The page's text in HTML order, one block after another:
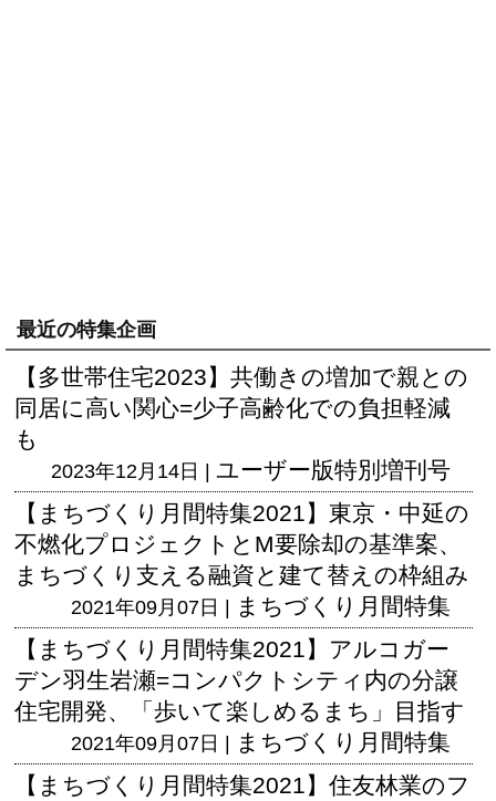
最近の特集企画
【多世帯住宅2023】共働きの増加で親との
同居に高い関心=少子高齢化での負担軽減
も
2023年12月14日 | ユーザー版特別増刊号
【まちづくり月間特集2021】東京・中延の
不燃化プロジェクトとM要除却の基準案、
まちづくり支える融資と建て替えの枠組み
2021年09月07日 | まちづくり月間特集
【まちづくり月間特集2021】アルコガー
デン羽生岩瀬=コンパクトシティ内の分譲
住宅開発、「歩いて楽しめるまち」目指す
2021年09月07日 | まちづくり月間特集
【まちづくり月間特集2021】住友林業のフ